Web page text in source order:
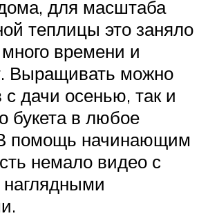
для масштаба
теплицы это заняло
времени и
Выращивать можно
с дачи осенью, так и
букета в любое
помощь начинающим
немало видео с